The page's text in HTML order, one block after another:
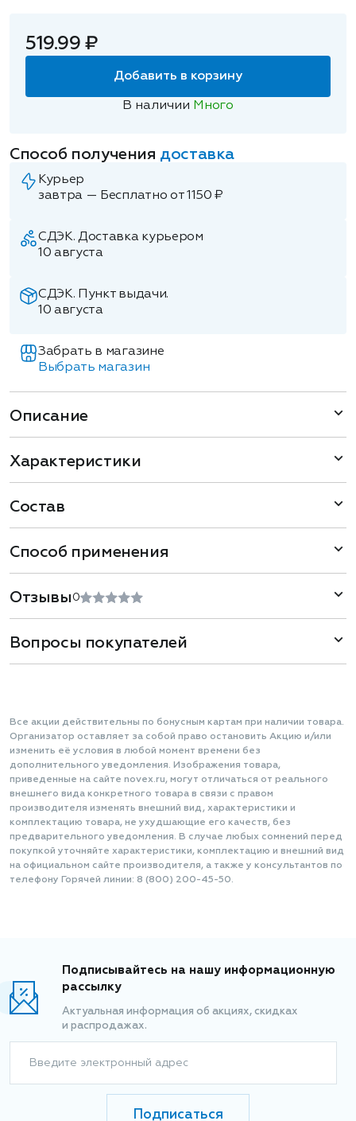
519.99 ₽
Добавить в корзину
В наличии Много
Способ получения доставка
Курьер
завтра — Бесплатно от 1150 ₽
СДЭК. Доставка курьером
10 августа
СДЭК. Пункт выдачи.
10 августа
Забрать в магазине
Выбрать магазин
Описание
Характеристики
Состав
Способ применения
Отзывы 0
Вопросы покупателей
Все акции действительны по бонусным картам при наличии товара.
Организатор оставляет за собой право остановить Акцию и/или
изменить её условия в любой момент времени без
дополнительного уведомления. Изображения товара,
приведенные на сайте novex.ru, могут отличаться от реального
внешнего вида конкретного товара в связи с правом
производителя изменять внешний вид, характеристики и
комплектацию товара, не ухудшающие его качеств, без
предварительного уведомления. В случае любых сомнений перед
покупкой уточняйте характеристики, комплектацию и внешний вид
на официальном сайте производителя, а также у консультантов по
телефону Горячей линии: 8 (800) 200-45-50.
Подписывайтесь на нашу информационную
рассылку
Актуальная информация об акциях, скидках
и распродажах.
Введите электронный адрес
Подписаться